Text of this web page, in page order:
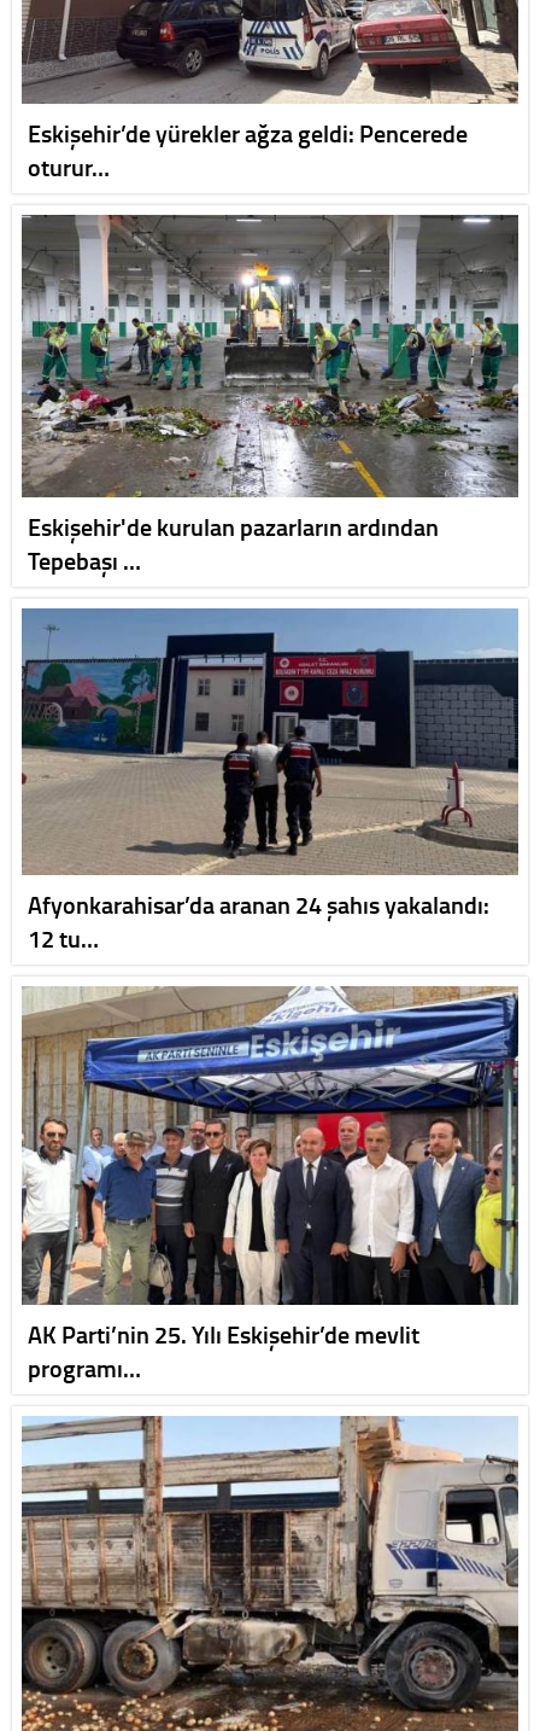
Eskişehir’de yürekler ağza geldi: Pencerede
oturur…
Eskişehir'de kurulan pazarların ardından
Tepebaşı …
Afyonkarahisar’da aranan 24 şahıs yakalandı:
12 tu…
AK Parti’nin 25. Yılı Eskişehir’de mevlit
programı…